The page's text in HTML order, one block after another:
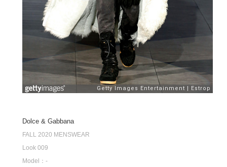
Dolce & Gabbana
FALL 2020 MENSWEAR
Look 009
Model：-